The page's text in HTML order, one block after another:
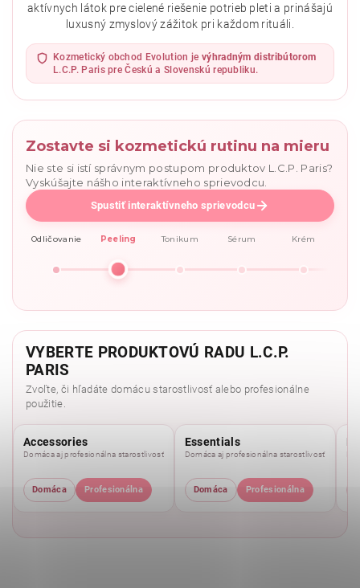
Vložením hodnotenie súhlasíte s
podmienkami ochrany
osobných údajov.
aktívnych látok pre cielené riešenie potrieb pleti a prinášajú
luxusný zmyslový zážitok pri každom rituáli.
Kozmetický obchod Evolution je výhradným distribútorom
L.C.P. Paris pre Českú a Slovenskú republiku.
Zostavte si kozmetickú rutinu na mieru
Nie ste si istí správnym postupom produktov L.C.P. Paris?
Vyskúšajte nášho interaktívneho sprievodcu.
Spustiť interaktívneho sprievodcu
Odličovanie Peeling Tonikum Sérum Krém
VYBERTE PRODUKTOVÚ RADU L.C.P.
PARIS
Zvoľte, či hľadáte domácu starostlivosť alebo profesionálne
použitie.
Accessories
Domáca aj profesionálna starostlivosť
Domáca Profesionálna
Essentials
Domáca aj profesionálna starostlivosť
Domáca Profesionálna